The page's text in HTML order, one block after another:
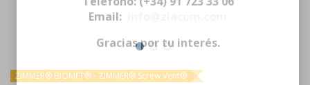
ZIMMER® BIOMET® - ZIMMER® Screw Vent®
Teléfono: (+34) 91 723 33 06
Email:
Gracias por tu interés.